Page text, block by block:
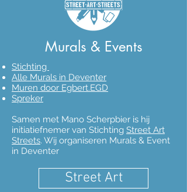
Murals & Events
Stichting
Alle Murals in Deventer
Muren door Egbert.EGD
Spreker
Samen met Mano Scherpbier is hij
initiatiefnemer van Stichting Street Art
Streets. Wij organiseren Murals & Event
in Deventer
Street Art